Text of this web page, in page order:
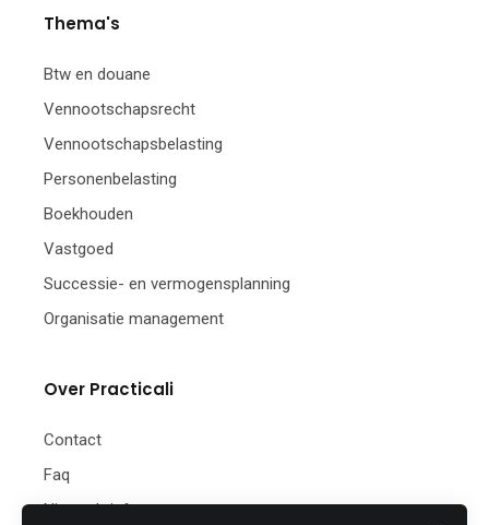
Thema's
Btw en douane
Vennootschapsrecht
Vennootschapsbelasting
Personenbelasting
Boekhouden
Vastgoed
Successie- en vermogensplanning
Organisatie management
Over Practicali
Contact
Faq
Nieuwsbrief